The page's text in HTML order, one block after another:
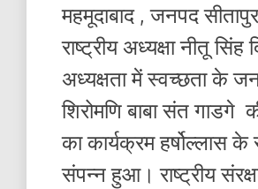
महमूदाबाद , जनपद
राष्ट्रीय अध्यक्षा नीतू
अध्यक्षता में स्वच्छता के
शिरोमणि बाबा संत गाडगे
का कार्यक्रम हर्षोल्लास के
संपन्न हुआ। राष्ट्रीय